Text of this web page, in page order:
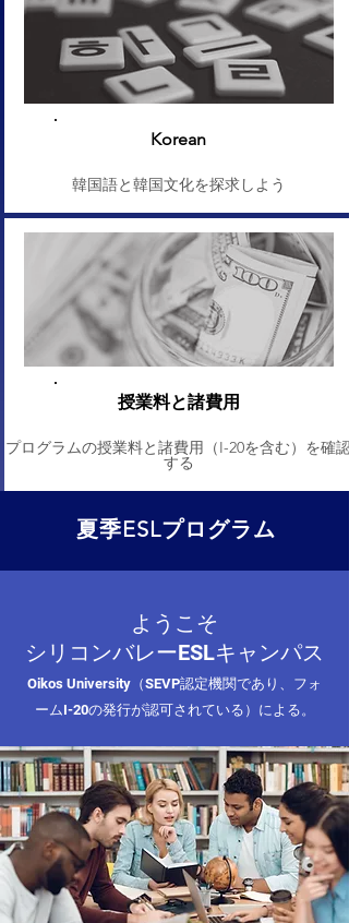
Korean
韓国語と韓国文化を探求しよう
授業料と諸費用
プログラムの授業料と諸費用（I-20を含む）を確認
する
夏季ESLプログラム
ようこそ
シリコンバレーESLキャンパス
Oikos University（SEVP認定機関であり、フォ
ームI-20の発行が認可されている）による。